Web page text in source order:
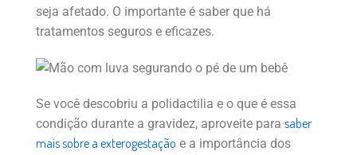
seja afetado. O importante é saber que há
tratamentos seguros e eficazes.
Se você descobriu a polidactilia e o que é essa
condição durante a gravidez, aproveite para saber
mais sobre a exterogestação e a importância dos